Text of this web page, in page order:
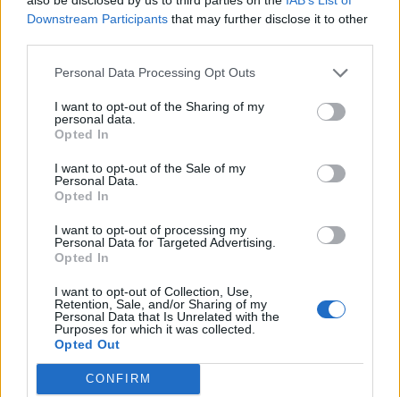
Downstream Participants that may further disclose it to other
Personal Data Processing Opt Outs
I want to opt-out of the Sharing of my
personal data.
Opted In
I want to opt-out of the Sale of my
Personal Data.
Opted In
I want to opt-out of processing my
Personal Data for Targeted Advertising.
Opted In
I want to opt-out of Collection, Use,
Retention, Sale, and/or Sharing of my
Personal Data that Is Unrelated with the
Purposes for which it was collected.
Opted Out
CONFIRM